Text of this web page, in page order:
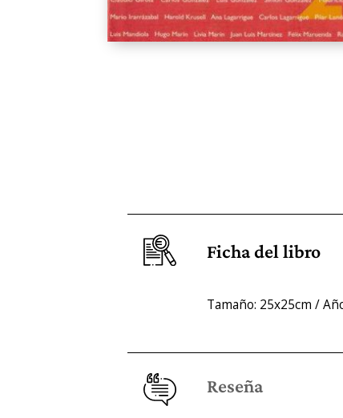
Ficha del libro
Tamaño: 25x25cm /
Reseña